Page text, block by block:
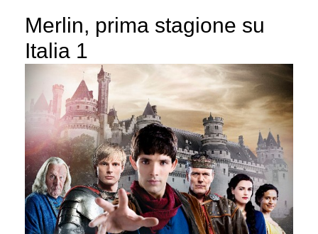
Merlin, prima stagione su
Italia 1